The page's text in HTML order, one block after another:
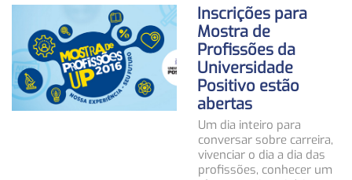
Inscrições para
Mostra de
Profissões da
Universidade
Positivo estão
abertas
Um dia inteiro para
conversar sobre carreira,
vivenciar o dia a dia das
profissões, conhecer um